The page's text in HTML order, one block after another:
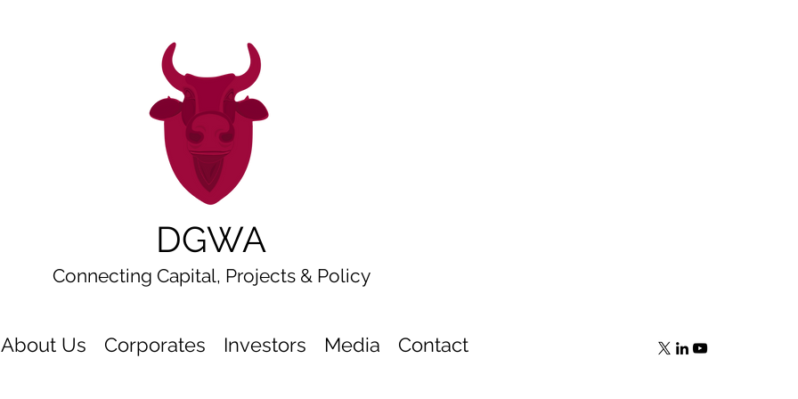
DGWA
Connecting Capital, Projects & Policy
About Us Corporates Investors Media Contact